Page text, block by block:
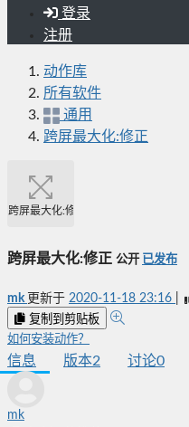
登录
注册
动作库
所有软件
通用
跨屏最大化:修正
跨屏最大化:修正
跨屏最大化:修正 公开 已发布
mk 更新于 2020-11-18 23:16
复制到剪贴板
如何安装动作？
信息 版本2 讨论0
mk